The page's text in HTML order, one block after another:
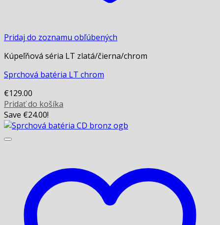
Pridaj do zoznamu obľúbených
Kúpeľňová séria LT zlatá/čierna/chrom
Sprchová batéria LT chrom
€129.00
Pridať do košíka
Save €24.00!